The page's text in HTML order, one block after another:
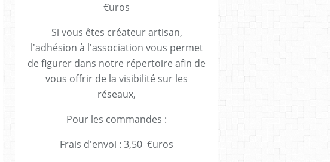
€uros
Si vous êtes créateur artisan,
l'adhésion à l'association vous permet
de figurer dans notre répertoire afin de
vous offrir de la visibilité sur les
réseaux,
Pour les commandes :
Frais d'envoi : 3,50 €uros